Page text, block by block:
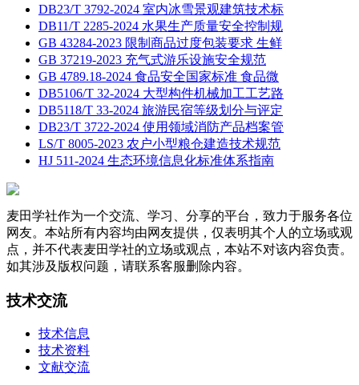
DB23/T 3792-2024 室内冰雪景观建筑技术标
DB11/T 2285-2024 水果生产质量安全控制规
GB 43284-2023 限制商品过度包装要求 生鲜
GB 37219-2023 充气式游乐设施安全规范
GB 4789.18-2024 食品安全国家标准 食品微
DB5106/T 32-2024 大型构件机械加工工艺路
DB5118/T 33-2024 旅游民宿等级划分与评定
DB23/T 3722-2024 使用领域消防产品档案管
LS/T 8005-2023 农户小型粮仓建造技术规范
HJ 511-2024 生态环境信息化标准体系指南
麦田学社作为一个交流、学习、分享的平台，致力于服务各位
网友。本站所有内容均由网友提供，仅表明其个人的立场或观
点，并不代表麦田学社的立场或观点，本站不对该内容负责。
如其涉及版权问题，请联系客服删除内容。
技术交流
技术信息
技术资料
文献交流